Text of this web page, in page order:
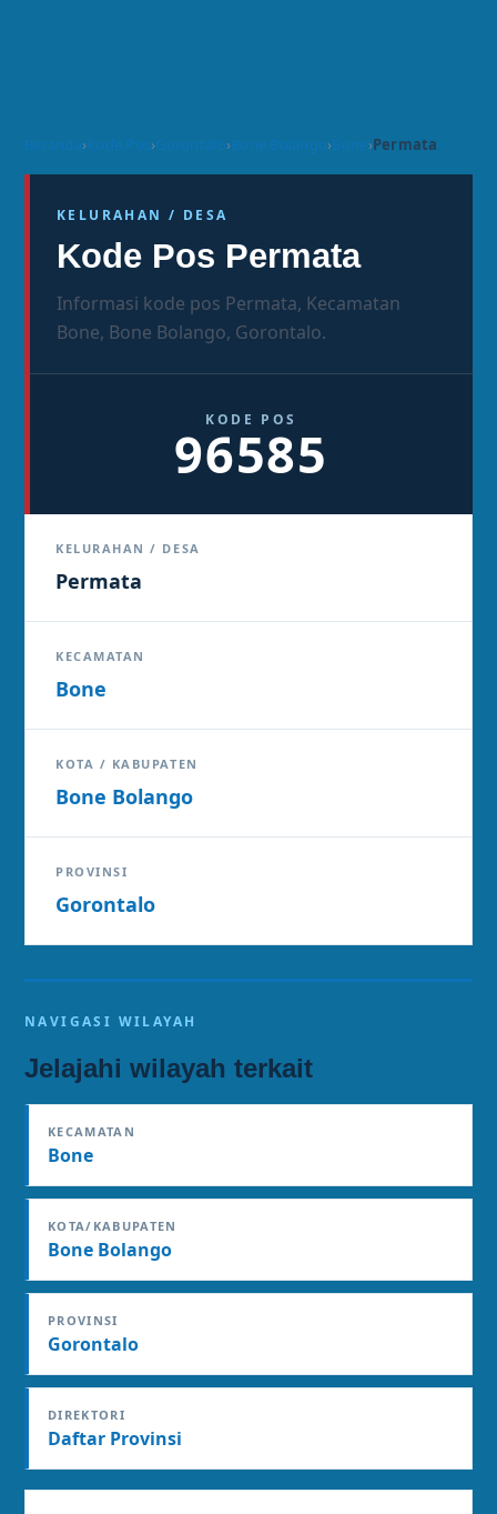
Beranda›Kode Pos›Gorontalo›Bone Bolango›Bone›Permata
KELURAHAN / DESA
Kode Pos Permata
Informasi kode pos Permata, Kecamatan
Bone, Bone Bolango, Gorontalo.
KODE POS
96585
KELURAHAN / DESA
Permata
KECAMATAN
Bone
KOTA / KABUPATEN
Bone Bolango
PROVINSI
Gorontalo
NAVIGASI WILAYAH
Jelajahi wilayah terkait
KECAMATAN
Bone
KOTA/KABUPATEN
Bone Bolango
PROVINSI
Gorontalo
DIREKTORI
Daftar Provinsi